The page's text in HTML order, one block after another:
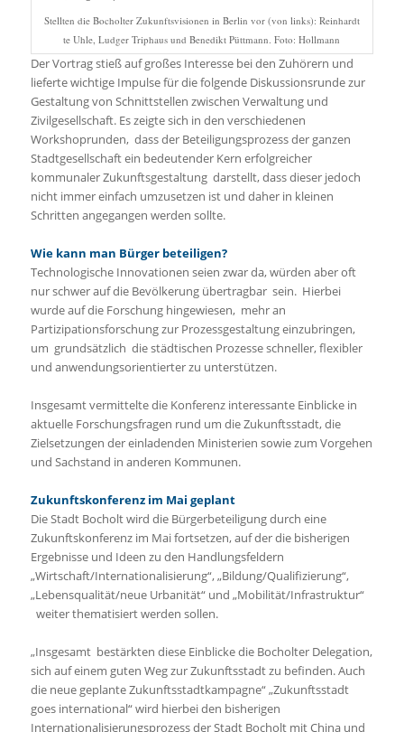
Stellten die Bocholter Zukunftsvisionen in Berlin vor (von links): Reinhardt
te Uhle, Ludger Triphaus und Benedikt Püttmann. Foto: Hollmann
Der Vortrag stieß auf großes Interesse bei den Zuhörern und
lieferte wichtige Impulse für die folgende Diskussionsrunde zur
Gestaltung von Schnittstellen zwischen Verwaltung und
Zivilgesellschaft. Es zeigte sich in den verschiedenen
Workshoprunden, dass der Beteiligungsprozess der ganzen
Stadtgesellschaft ein bedeutender Kern erfolgreicher
kommunaler Zukunftsgestaltung darstellt, dass dieser jedoch
nicht immer einfach umzusetzen ist und daher in kleinen
Schritten angegangen werden sollte.
Wie kann man Bürger beteiligen?
Technologische Innovationen seien zwar da, würden aber oft
nur schwer auf die Bevölkerung übertragbar sein. Hierbei
wurde auf die Forschung hingewiesen, mehr an
Partizipationsforschung zur Prozessgestaltung einzubringen,
um grundsätzlich die städtischen Prozesse schneller, flexibler
und anwendungsorientierter zu unterstützen.
Insgesamt vermittelte die Konferenz interessante Einblicke in
aktuelle Forschungsfragen rund um die Zukunftsstadt, die
Zielsetzungen der einladenden Ministerien sowie zum Vorgehen
und Sachstand in anderen Kommunen.
Zukunftskonferenz im Mai geplant
Die Stadt Bocholt wird die Bürgerbeteiligung durch eine
Zukunftskonferenz im Mai fortsetzen, auf der die bisherigen
Ergebnisse und Ideen zu den Handlungsfeldern
„Wirtschaft/Internationalisierung“, „Bildung/Qualifizierung“,
„Lebensqualität/neue Urbanität“ und „Mobilität/Infrastruktur“
weiter thematisiert werden sollen.
„Insgesamt bestärkten diese Einblicke die Bocholter Delegation,
sich auf einem guten Weg zur Zukunftsstadt zu befinden. Auch
die neue geplante Zukunftsstadtkampagne“ „Zukunftsstadt
goes international“ wird hierbei den bisherigen
Internationalisierungsprozess der Stadt Bocholt mit China und